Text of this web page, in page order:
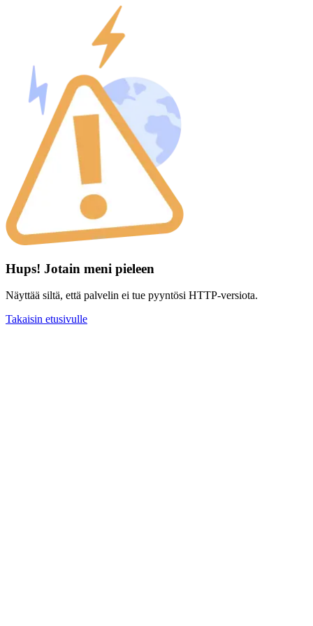
Hups! Jotain meni pieleen
Näyttää siltä, että palvelin ei tue pyyntösi HTTP-versiota.
Takaisin etusivulle